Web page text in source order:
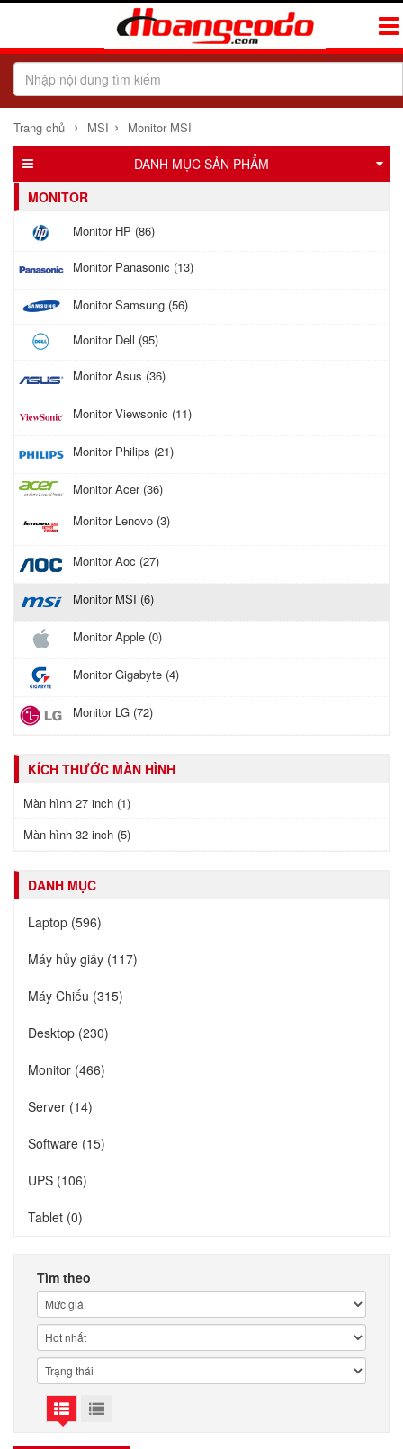
Trang chủ › MSI › Monitor MSI
DANH MỤC SẢN PHẨM
MONITOR
Monitor HP (86)
Monitor Panasonic (13)
Monitor Samsung (56)
Monitor Dell (95)
Monitor Asus (36)
Monitor Viewsonic (11)
Monitor Philips (21)
Monitor Acer (36)
Monitor Lenovo (3)
Monitor Aoc (27)
Monitor MSI (6)
Monitor Apple (0)
Monitor Gigabyte (4)
Monitor LG (72)
KÍCH THƯỚC MÀN HÌNH
Màn hình 27 inch (1)
Màn hình 32 inch (5)
DANH MỤC
Laptop (596)
Máy hủy giấy (117)
Máy Chiếu (315)
Desktop (230)
Monitor (466)
Server (14)
Software (15)
UPS (106)
Tablet (0)
Tìm theo